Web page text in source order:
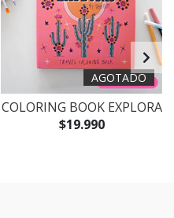
AGOTADO
COLORING BOOK EXPLORA
$19.990